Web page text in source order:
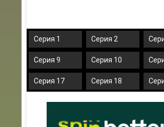
Серия 1 Серия 2
Серия 9 Серия 10
Серия 17 Серия 18